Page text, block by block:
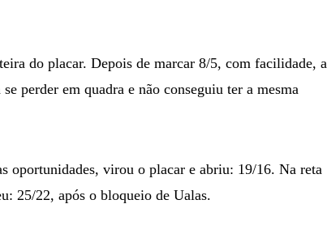
do placar. Depois de marcar 8/5, com facilidade, a
perder em quadra e não conseguiu ter a mesma
oportunidades, virou o placar e abriu: 19/16. Na reta
25/22, após o bloqueio de Ualas.